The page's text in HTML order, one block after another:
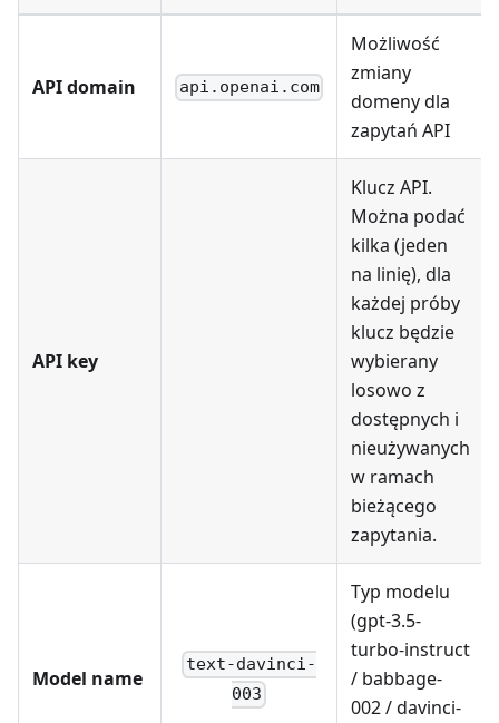
API domain api.openai.com
Możliwość
zmiany
domeny dla
zapytań API
API key
Klucz API.
Można podać
kilka (jeden
na linię), dla
każdej próby
klucz będzie
wybierany
losowo z
dostępnych i
nieużywanych
w ramach
bieżącego
zapytania.
Model name
text-davinci-
003
Typ modelu
(gpt-3.5-
turbo-instruct
/ babbage-
002 / davinci-